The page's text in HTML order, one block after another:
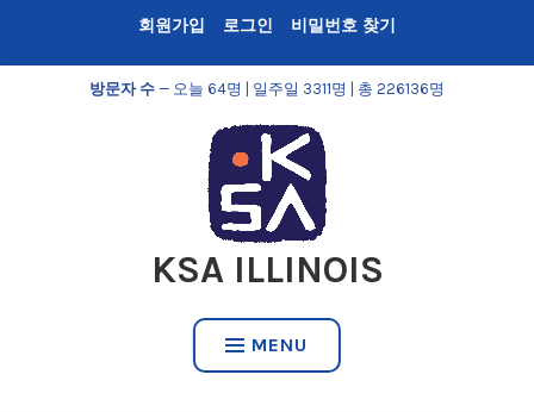
content
회원가입 로그인 비밀번호 찾기
방문자 수 — 오늘 64명 | 일주일 3311명 | 총 226136명
KSA ILLINOIS
MENU